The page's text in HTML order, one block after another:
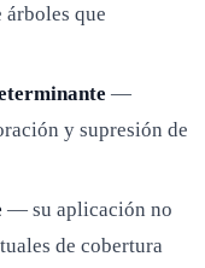
árboles que
—
y supresión de
— su aplicación no
de cobertura